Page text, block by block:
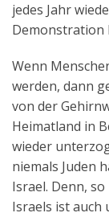
jedes Jahr
Demonstration
Wenn
werden, dann
von der
Heimatland in
wieder
niemals Juden
Israel. Denn,
Israels ist auch